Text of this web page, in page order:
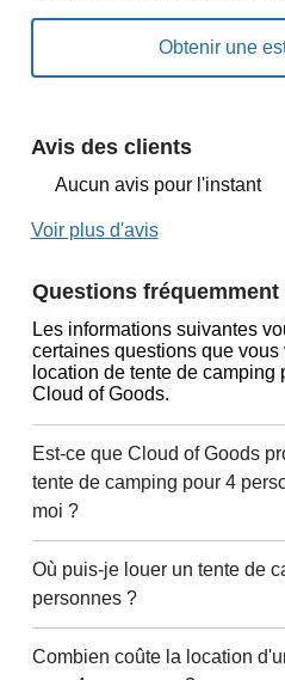
Avis des clients
Aucun avis pour l'instant
Voir plus d'avis
Questions fréquemment
Les informations suivantes
certaines questions que
location de tente de
Cloud of Goods.
Est-ce que Cloud of Goods
tente de camping pour 4
moi ?
Où puis-je louer un tente de
personnes ?
Combien coûte la location